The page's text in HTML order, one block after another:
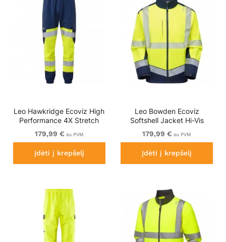
Leo Hawkridge Ecoviz High
Performance 4X Stretch
Trouser Hi-Vis Yellow/Navy
Print
179,99 € su PVM
Įdėti į krepšelį
Leo Bowden Ecoviz
Softshell Jacket Hi-Vis
Yellow/Navy Print
179,99 € su PVM
Įdėti į krepšelį